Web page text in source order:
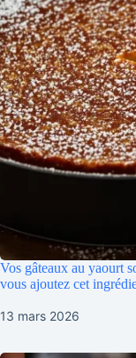
Vos gâteaux au yaourt
vous ajoutez cet
13 mars 2026